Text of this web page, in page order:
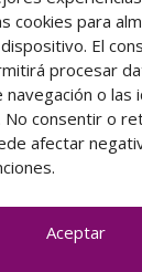
cookies para
El
procesar
o las
No consentir o
afectar
Aceptar
3 40003
921 42 03 00